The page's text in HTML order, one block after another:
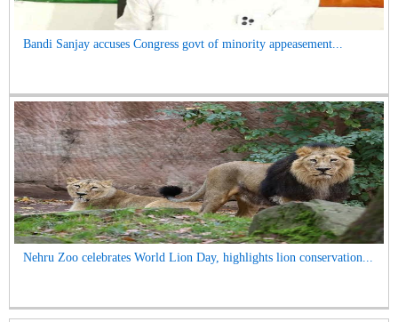
Bandi Sanjay accuses Congress govt of minority appeasement...
Nehru Zoo celebrates World Lion Day, highlights lion conservation...